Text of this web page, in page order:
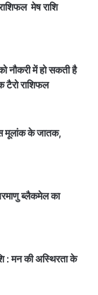
मेष राशि
नौकरी में हो सकती है
टैरो राशिफल
मूलांक के जातक,
ब्लैकमेल का
: मन की अस्थिरता के